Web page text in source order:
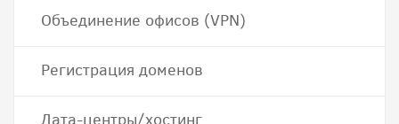
Объединение офисов (VPN)
Регистрация доменов
Дата-центры/хостинг